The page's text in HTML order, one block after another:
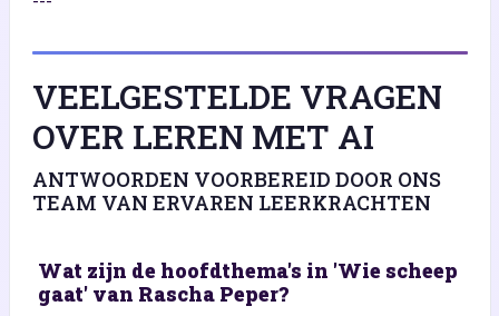
VEELGESTELDE VRAGEN
OVER LEREN MET AI
ANTWOORDEN VOORBEREID DOOR ONS
TEAM VAN ERVAREN LEERKRACHTEN
Wat zijn de hoofdthema's in 'Wie scheep
gaat' van Rascha Peper?